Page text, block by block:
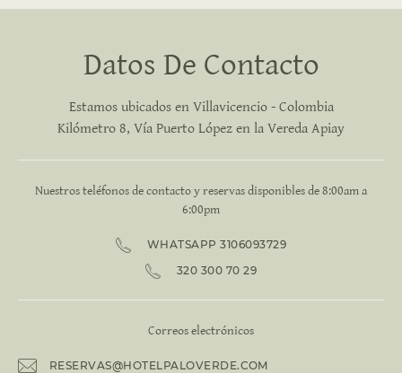
Datos De Contacto
Estamos ubicados en Villavicencio - Colombia
Kilómetro 8, Vía Puerto López en la Vereda Apiay
Nuestros teléfonos de contacto y reservasdisponibles de8:00ama
6:00pm
WHATSAPP 3106093729
320 300 70 29
Correos electrónicos
RESERVAS@HOTELPALOVERDE.COM